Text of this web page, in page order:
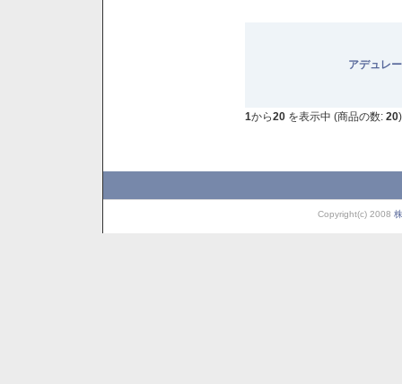
アデュレ
1から20 を表示中 (商品の数: 20)
Copyright(c) 2008